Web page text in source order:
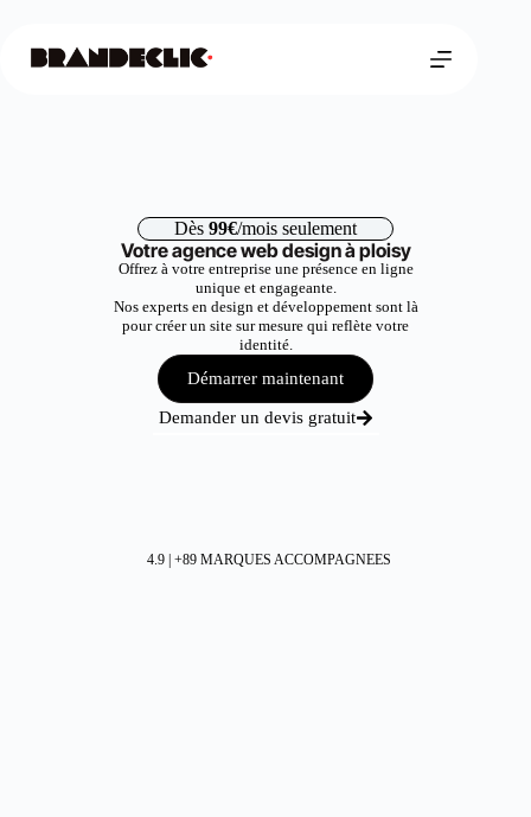
Dès 99€/mois seulement
Votre agence web design à ploisy
Offrez à votre entreprise une présence en ligne
unique et engageante.
Nos experts en design et développement sont là
pour créer un site sur mesure qui reflète votre
identité.
Démarrer maintenant
Demander un devis gratuit
4.9 | +89 MARQUES ACCOMPAGNEES